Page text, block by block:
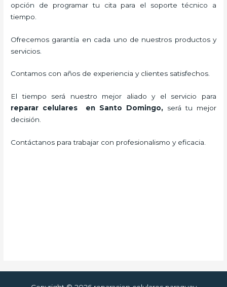
opción de programar tu cita para el soporte técnico a
tiempo.
Ofrecemos garantía en cada uno de nuestros productos y
servicios.
Contamos con años de experiencia y clientes satisfechos.
El tiempo será nuestro mejor aliado y el servicio para
reparar celulares en Santo Domingo, será tu mejor
decisión.
Contáctanos para trabajar con profesionalismo y eficacia.